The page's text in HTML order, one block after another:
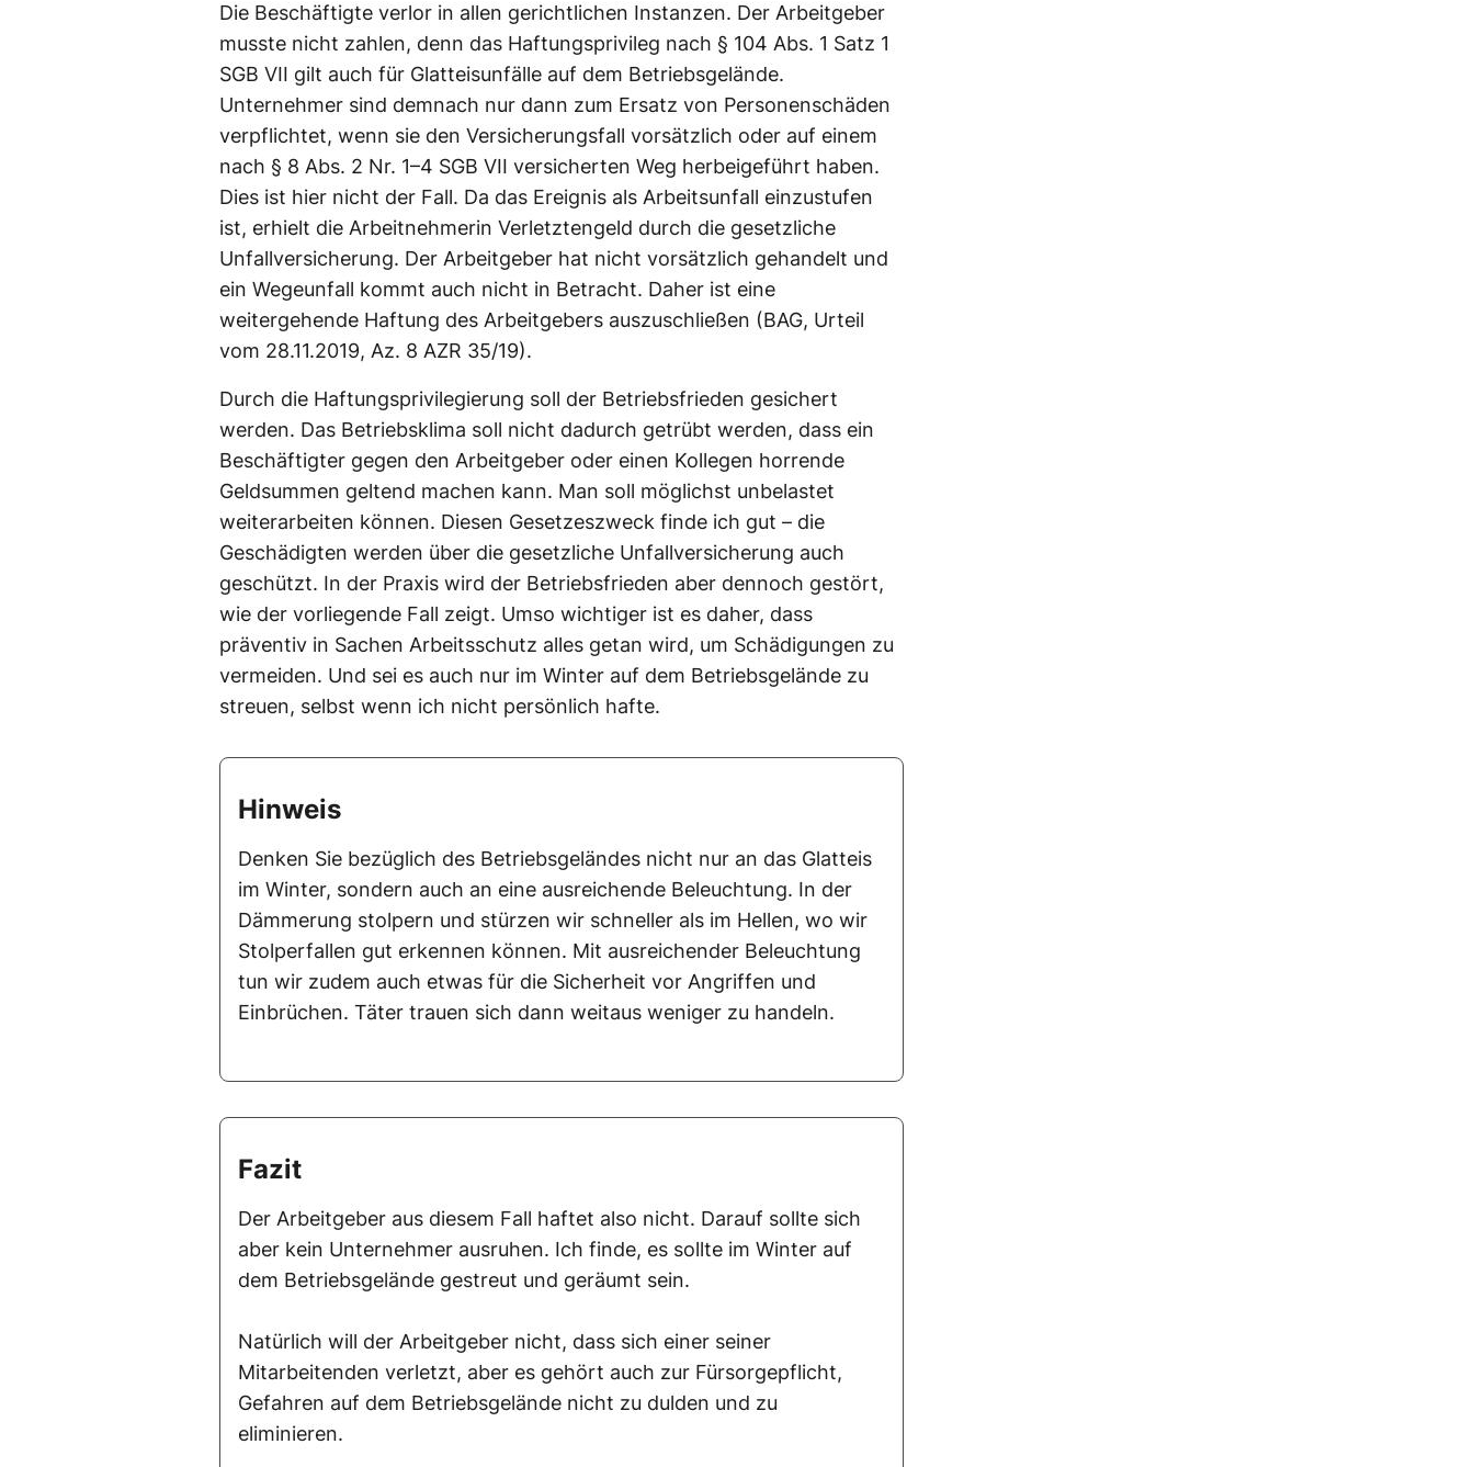
Die Beschäftigte verlor in allen gerichtlichen Instanzen. Der Arbeitgeber
musste nicht zahlen, denn das Haftungsprivileg nach § 104 Abs. 1 Satz 1
SGB VII gilt auch für Glatteisunfälle auf dem Betriebsgelände.
Unternehmer sind demnach nur dann zum Ersatz von Personenschäden
verpflichtet, wenn sie den Versicherungsfall vorsätzlich oder auf einem
nach § 8 Abs. 2 Nr. 1–4 SGB VII versicherten Weg herbeigeführt haben.
Dies ist hier nicht der Fall. Da das Ereignis als Arbeitsunfall einzustufen
ist, erhielt die Arbeitnehmerin Verletztengeld durch die gesetzliche
Unfallversicherung. Der Arbeitgeber hat nicht vorsätzlich gehandelt und
ein Wegeunfall kommt auch nicht in Betracht. Daher ist eine
weitergehende Haftung des Arbeitgebers auszuschließen (BAG, Urteil
vom 28.11.2019, Az. 8 AZR 35/19).
Durch die Haftungsprivilegierung soll der Betriebsfrieden gesichert
werden. Das Betriebsklima soll nicht dadurch getrübt werden, dass ein
Beschäftigter gegen den Arbeitgeber oder einen Kollegen horrende
Geldsummen geltend machen kann. Man soll möglichst unbelastet
weiterarbeiten können. Diesen Gesetzeszweck finde ich gut – die
Geschädigten werden über die gesetzliche Unfallversicherung auch
geschützt. In der Praxis wird der Betriebsfrieden aber dennoch gestört,
wie der vorliegende Fall zeigt. Umso wichtiger ist es daher, dass
präventiv in Sachen Arbeitsschutz alles getan wird, um Schädigungen zu
vermeiden. Und sei es auch nur im Winter auf dem Betriebsgelände zu
streuen, selbst wenn ich nicht persönlich hafte.
Hinweis
Denken Sie bezüglich des Betriebsgeländes nicht nur an das Glatteis
im Winter, sondern auch an eine ausreichende Beleuchtung. In der
Dämmerung stolpern und stürzen wir schneller als im Hellen, wo wir
Stolperfallen gut erkennen können. Mit ausreichender Beleuchtung
tun wir zudem auch etwas für die Sicherheit vor Angriffen und
Einbrüchen. Täter trauen sich dann weitaus weniger zu handeln.
Fazit
Der Arbeitgeber aus diesem Fall haftet also nicht. Darauf sollte sich
aber kein Unternehmer ausruhen. Ich finde, es sollte im Winter auf
dem Betriebsgelände gestreut und geräumt sein.
Natürlich will der Arbeitgeber nicht, dass sich einer seiner
Mitarbeitenden verletzt, aber es gehört auch zur Fürsorgepflicht,
Gefahren auf dem Betriebsgelände nicht zu dulden und zu
eliminieren.